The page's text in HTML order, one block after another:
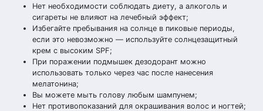
Нет необходимости соблюдать диету, а алкоголь и
сигареты не влияют на лечебный эффект;
Избегайте пребывания на солнце в пиковые периоды,
если это невозможно — используйте солнцезащитный
крем с высоким SPF;
При поражении подмышек дезодорант можно
использовать только через час после нанесения
мелатонина;
Вы можете мыть голову любым шампунем;
Нет противопоказаний для окрашивания волос и ногтей;